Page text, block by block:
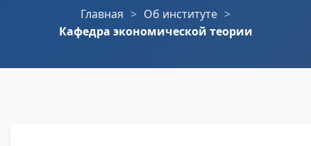
Главная
Об институте
Кафедра экономической теории